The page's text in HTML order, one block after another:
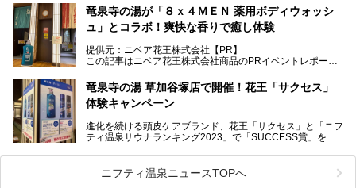
ど、ユニークなポイントがいっぱい！
オープン前取材に行ってきましたので、早速どこより詳しく
紹介しちゃいます！
読者モデルやインスタグラマーとして活躍している、美容＆
スパ大好きの畑瀬愛さんと取材してきました。
提供元：ニベア花王株式会社【PR】
この記事はニベア花王株式会社商品のPRイベントレポート
竜泉寺の湯が「８ｘ４ＭＥＮ 薬用ボディウォッシ
ュ」とコラボ！爽快な香りで癒し体験
提供元：ニベア花王株式会社【PR】
この記事はニベア花王株式会社商品のPRイベントレポート
ーーー
注目のボディウォッシュアイテム「８ｘ４ＭＥＮ 薬用ボデ
全国総合2位にランクインした人気温浴施設「竜泉寺の湯 草
加谷塚店」がコラボイベントを期間限定で開催中ということ
気になるその内容をチェックしてきました！
竜泉寺の湯 草加谷塚店で開催！花王「サクセス」
体験キャンペーン
進化を続ける頭皮ケアブランド、花王「サクセス」と「ニフ
ティ温泉サウナランキング2023」で「SUCCESS賞」を獲
ベントを開催。
早速訪問し、気になるその内容を取材してきました！
ニフティ温泉ニュースTOPへ